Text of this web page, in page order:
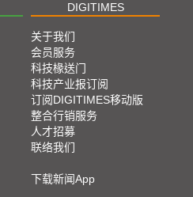
DIGITIMES
关于我们
会员服务
科技椽送门
科技产业报订阅
订阅DIGITIMES移动版
整合行销服务
人才招募
联络我们
下载新闻App